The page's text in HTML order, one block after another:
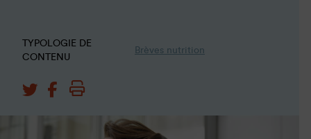
TYPOLOGIE DE
CONTENU
Brèves nutrition